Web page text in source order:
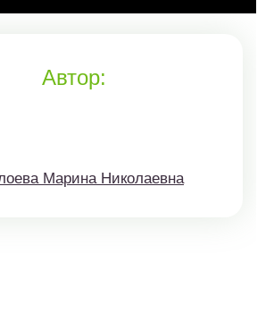
Автор:
Марина Николаевна